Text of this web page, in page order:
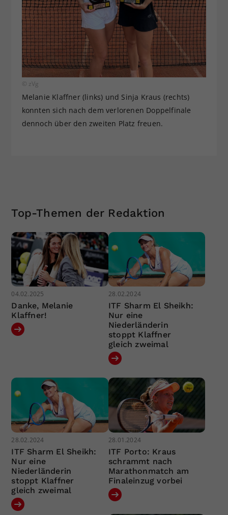
© zVg
Melanie Klaffner (links) und Sinja Kraus (rechts)
konnten sich nach dem verlorenen Doppelfinale
dennoch über den zweiten Platz freuen.
Top-Themen der Redaktion
04.02.2025
Danke, Melanie
Klaffner!
28.02.2024
ITF Sharm El Sheikh:
Nur eine
Niederländerin
stoppt Klaffner
gleich zweimal
28.02.2024
ITF Sharm El Sheikh:
Nur eine
Niederländerin
stoppt Klaffner
gleich zweimal
28.01.2024
ITF Porto: Kraus
schrammt nach
Marathonmatch am
Finaleinzug vorbei